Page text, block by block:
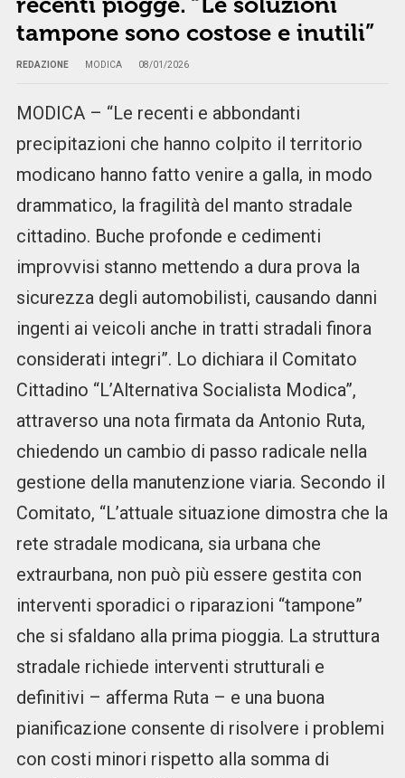
tampone sono costose e inutili”
REDAZIONE MODICA 08/01/2026
MODICA – “Le recenti e abbondanti
precipitazioni che hanno colpito il territorio
modicano hanno fatto venire a galla, in modo
drammatico, la fragilità del manto stradale
cittadino. Buche profonde e cedimenti
improvvisi stanno mettendo a dura prova la
sicurezza degli automobilisti, causando danni
ingenti ai veicoli anche in tratti stradali finora
considerati integri”. Lo dichiara il Comitato
Cittadino “L’Alternativa Socialista Modica”,
attraverso una nota firmata da Antonio Ruta,
chiedendo un cambio di passo radicale nella
gestione della manutenzione viaria. Secondo il
Comitato, “L’attuale situazione dimostra che la
rete stradale modicana, sia urbana che
extraurbana, non può più essere gestita con
interventi sporadici o riparazioni “tampone”
che si sfaldano alla prima pioggia. La struttura
stradale richiede interventi strutturali e
definitivi – afferma Ruta – e una buona
pianificazione consente di risolvere i problemi
con costi minori rispetto alla somma di